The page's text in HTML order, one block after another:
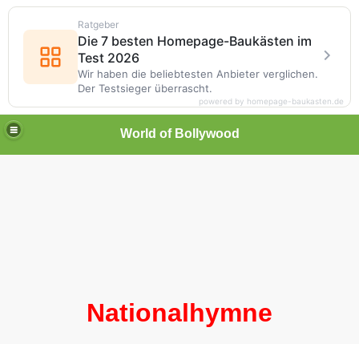
World of Bollywood
Nationalhymne
Ratgeber
Die 7 besten Homepage-Baukästen im
Test 2026
Wir haben die beliebtesten Anbieter verglichen.
Der Testsieger überrascht.
powered by homepage-baukasten.de